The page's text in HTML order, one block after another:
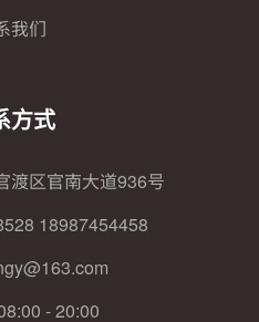
我们
方式
渡区官南大道936号
18987454458
- 20:00